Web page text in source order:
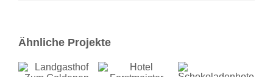
Ähnliche Projekte